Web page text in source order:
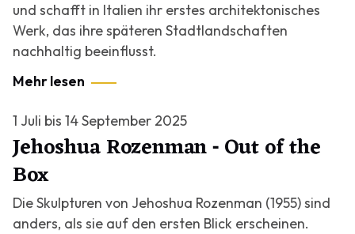
und schafft in Italien ihr erstes architektonisches
Werk, das ihre späteren Stadtlandschaften
nachhaltig beeinflusst.
Mehr lesen
1 Juli bis 14 September 2025
Jehoshua Rozenman ‐ Out of the
Box
Die Skulpturen von Jehoshua Rozenman (1955) sind
anders, als sie auf den ersten Blick erscheinen.